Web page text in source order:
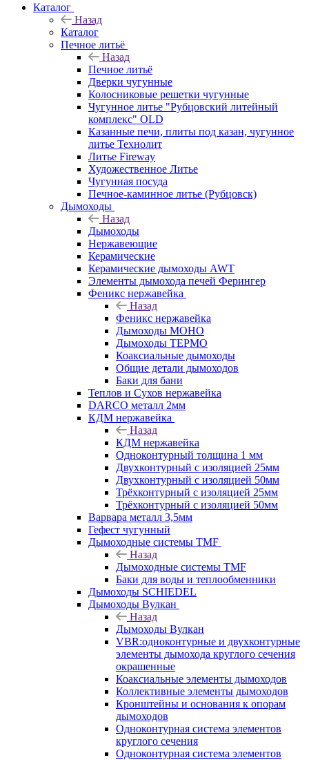
Каталог
Назад
Каталог
Печное литьё
Назад
Печное литьё
Дверки чугунные
Колосниковые решетки чугунные
Чугунное литье "Рубцовский литейный
комплекс" OLD
Казанные печи, плиты под казан, чугунное
литье Технолит
Литье Fireway
Художественное Литье
Чугунная посуда
Печное-каминное литье (Рубцовск)
Дымоходы
Назад
Дымоходы
Нержавеющие
Керамические
Керамические дымоходы AWT
Элементы дымохода печей Ферингер
Феникс нержавейка
Назад
Феникс нержавейка
Дымоходы МОНО
Дымоходы ТЕРМО
Коаксиальные дымоходы
Общие детали дымоходов
Баки для бани
Теплов и Сухов нержавейка
DARCO металл 2мм
КДМ нержавейка
Назад
КДМ нержавейка
Одноконтурный толщина 1 мм
Двухконтурный с изоляцией 25мм
Двухконтурный с изоляцией 50мм
Трёхконтурный с изоляцией 25мм
Трёхконтурный с изоляцией 50мм
Варвара металл 3,5мм
Гефест чугунный
Дымоходные системы TMF
Назад
Дымоходные системы TMF
Баки для воды и теплообменники
Дымоходы SCHIEDEL
Дымоходы Вулкан
Назад
Дымоходы Вулкан
VBR:одноконтурные и двухконтурные
элементы дымохода круглого сечения
окрашенные
Коаксиальные элементы дымоходов
Коллективные элементы дымоходов
Кронштейны и основания к опорам
дымоходов
Одноконтурная система элементов
круглого сечения
Одноконтурная система элементов